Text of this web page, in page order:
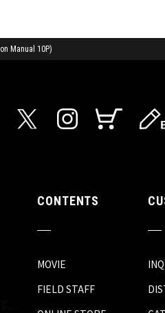
Manual 10P)
CONTENTS
MOVIE
FIELD STAFF